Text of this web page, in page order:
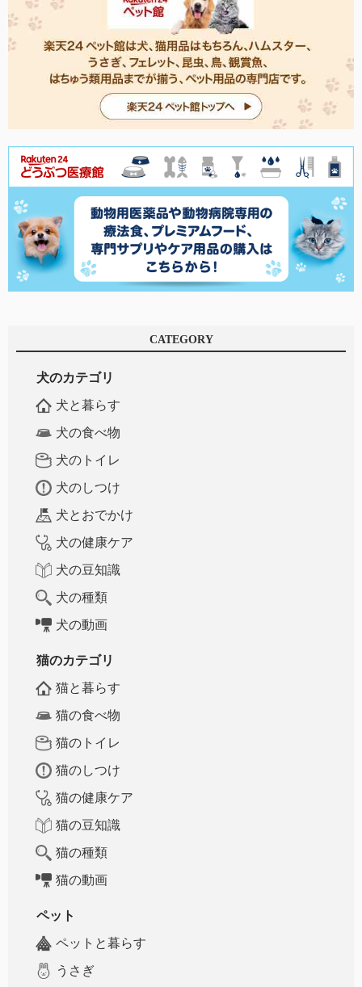
CATEGORY
犬のカテゴリ
犬と暮らす
犬の食べ物
犬のトイレ
犬のしつけ
犬とおでかけ
犬の健康ケア
犬の豆知識
犬の種類
犬の動画
猫のカテゴリ
猫と暮らす
猫の食べ物
猫のトイレ
猫のしつけ
猫の健康ケア
猫の豆知識
猫の種類
猫の動画
ペット
ペットと暮らす
うさぎ